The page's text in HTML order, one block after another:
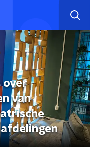
over
van
afdelingen